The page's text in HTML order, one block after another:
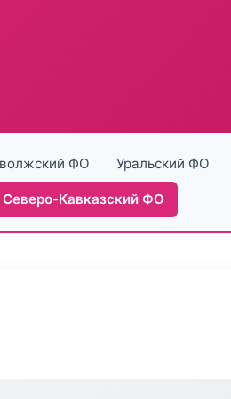
ФО Уральский ФО
Северо-Кавказский ФО